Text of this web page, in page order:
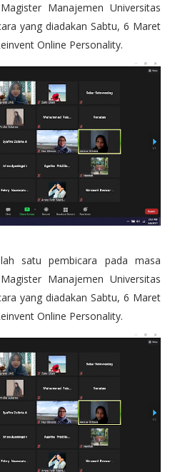
Manajemen Universitas
yang diadakan Sabtu, 6 Maret
Online Personality.
satu pembicara pada masa
Manajemen Universitas
yang diadakan Sabtu, 6 Maret
Online Personality.